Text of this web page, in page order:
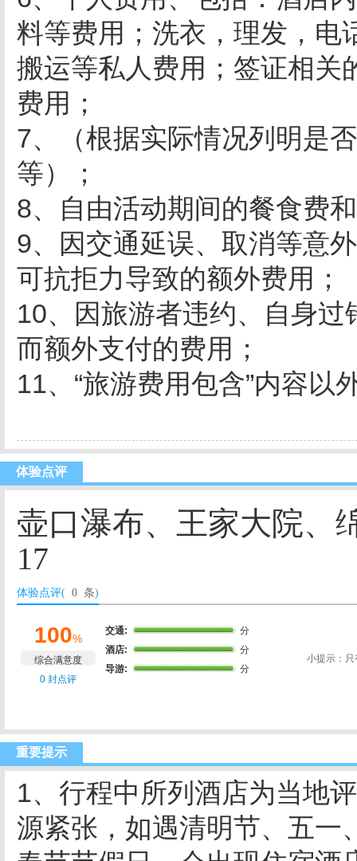
料等费用；洗衣，理发，电
搬运等私人费用；签证相关
费用；
7、（根据实际情况列明是
等）；
8、自由活动期间的餐食费
9、因交通延误、取消等意
可抗拒力导致的额外费用；
10、因旅游者违约、自身
而额外支付的费用；
11、“旅游费用包含”内容以
体验点评
壶口瀑布、王家大院、
17
体验点评( 0 条)
100%
综合满意度
0 封点评
交通:
分
酒店:
分
导游:
分
小提示：
重要提示
1、行程中所列酒店为当地
源紧张，如遇清明节、五一